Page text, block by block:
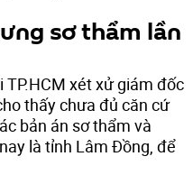
sơ thẩm lần
TP.HCM xét xử giám đốc
thấy chưa đủ căn cứ
bản án sơ thẩm và
là tỉnh Lâm Đồng, để